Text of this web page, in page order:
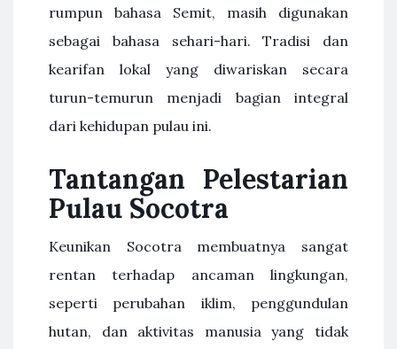
rumpun bahasa Semit, masih digunakan
sebagai bahasa sehari-hari. Tradisi dan
kearifan lokal yang diwariskan secara
turun-temurun menjadi bagian integral
dari kehidupan pulau ini.
Tantangan Pelestarian
Pulau Socotra
Keunikan Socotra membuatnya sangat
rentan terhadap ancaman lingkungan,
seperti perubahan iklim, penggundulan
hutan, dan aktivitas manusia yang tidak